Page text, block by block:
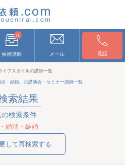
0
候補講師 メール 電話
イフスタイルの講師一覧
活・結婚」の講演会・セミナー講師一覧
索結果
検索条件
婚活・結婚
して再検索する